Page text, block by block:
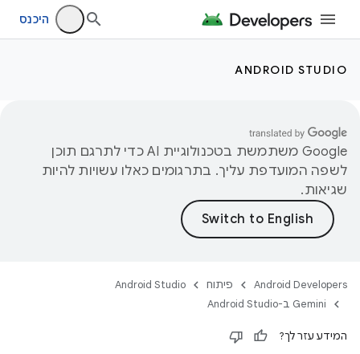
היכנס
ANDROID STUDIO
‫Google משתמשת בטכנולוגיית AI כדי לתרגם תוכן
לשפה המועדפת עליך. בתרגומים כאלו עשויות להיות
שגיאות.
Android Developers פיתוח
Android Studio
‫Gemini ב-Android Studio
המידע עזר לך?